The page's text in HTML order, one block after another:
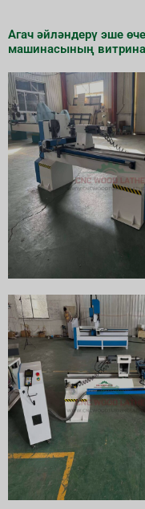
Агач әйләндерү эше
машинасының